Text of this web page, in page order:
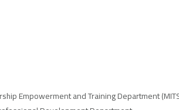
Empowerment and Training Department